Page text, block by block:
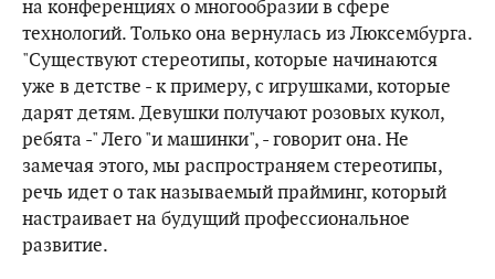
на конференциях о многообразии в сфере
технологий. Только она вернулась из Люксембурга.
"Существуют стереотипы, которые начинаются
уже в детстве - к примеру, с игрушками, которые
дарят детям. Девушки получают розовых кукол,
ребята -" Лего "и машинки", - говорит она. Не
замечая этого, мы распространяем стереотипы,
речь идет о так называемый прайминг, который
настраивает на будущий профессиональное
развитие.